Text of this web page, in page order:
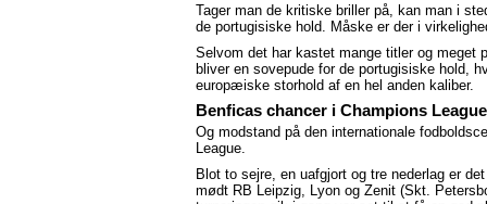
Tager man de kritiske briller på, kan man i
de portugisiske hold. Måske er der i
Selvom det har kastet mange titler og meget
bliver en sovepude for de portugisiske hold,
europæiske storhold af en hel anden kaliber.
Benficas chancer i Champions League
Og modstand på den internationale
League.
Blot to sejre, en uafgjort og tre nederlag er
mødt RB Leipzig, Lyon og Zenit (Skt.